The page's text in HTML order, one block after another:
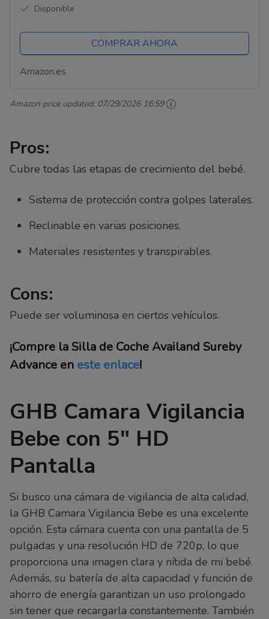
Disponible
COMPRAR AHORA
Amazon.es
Amazon price updated: 07/29/2026 16:59
Pros:
Cubre todas las etapas de crecimiento del bebé.
Sistema de protección contra golpes laterales.
Reclinable en varias posiciones.
Materiales resistentes y transpirables.
Cons:
Puede ser voluminosa en ciertos vehículos.
¡Compre la Silla de Coche Availand Sureby
Advance en este enlace!
GHB Camara Vigilancia
Bebe con 5″ HD
Pantalla
Si busco una cámara de vigilancia de alta calidad,
la GHB Camara Vigilancia Bebe es una excelente
opción. Esta cámara cuenta con una pantalla de 5
pulgadas y una resolución HD de 720p, lo que
proporciona una imagen clara y nítida de mi bebé.
Además, su batería de alta capacidad y función de
ahorro de energía garantizan un uso prolongado
sin tener que recargarla constantemente. También